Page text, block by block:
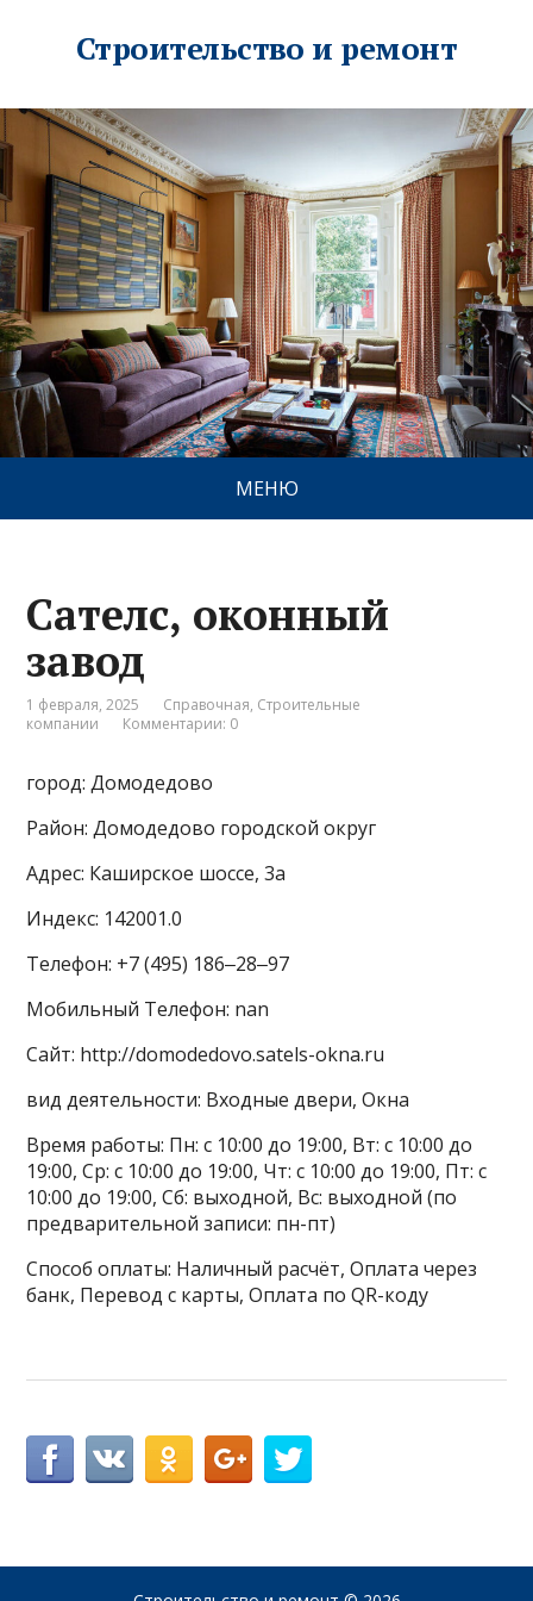
Строительство и ремонт
МЕНЮ
Сателс, оконный
завод
1 февраля, 2025 Справочная, Строительные
компании
Комментарии: 0
город: Домодедово
Район: Домодедово городской округ
Адрес: Каширское шоссе, 3а
Индекс: 142001.0
Телефон: +7 (495) 186‒28‒97
Мобильный Телефон: nan
Сайт: http://domodedovo.satels-okna.ru
вид деятельности: Входные двери, Окна
Время работы: Пн: с 10:00 до 19:00, Вт: с 10:00 до
19:00, Ср: с 10:00 до 19:00, Чт: с 10:00 до 19:00, Пт: с
10:00 до 19:00, Сб: выходной, Вс: выходной (по
предварительной записи: пн-пт)
Способ оплаты: Наличный расчёт, Оплата через
банк, Перевод с карты, Оплата по QR-коду